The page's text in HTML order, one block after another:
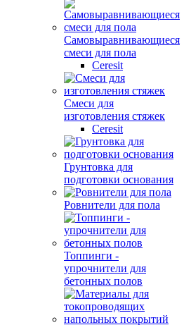
Самовыравнивающиеся
смеси для пола
Ceresit
Смеси для
изготовления стяжек
Ceresit
Грунтовка для
подготовки основания
Ровнители для пола
Топпинги -
упрочнители для
бетонных полов